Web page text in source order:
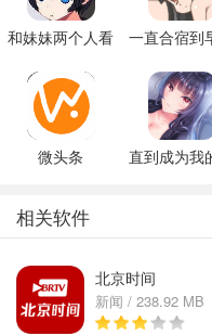
和妹妹两个人看
一直合宿到
微头条
直到成为我
相关软件
北京时间
新闻 / 238.92 MB